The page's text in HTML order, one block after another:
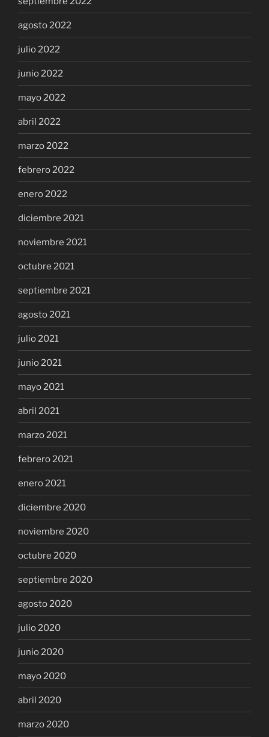
agosto 2022
julio 2022
junio 2022
mayo 2022
abril 2022
marzo 2022
febrero 2022
enero 2022
diciembre 2021
noviembre 2021
octubre 2021
septiembre 2021
agosto 2021
julio 2021
junio 2021
mayo 2021
abril 2021
marzo 2021
febrero 2021
enero 2021
diciembre 2020
noviembre 2020
octubre 2020
septiembre 2020
agosto 2020
julio 2020
junio 2020
mayo 2020
abril 2020
marzo 2020